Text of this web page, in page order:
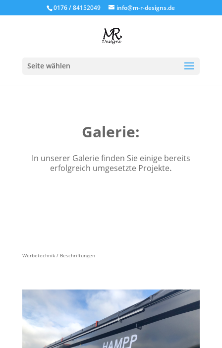
0176 / 84152049 info@m-r-designs.de
Seite wählen
Galerie:
In unserer Galerie finden Sie einige bereits
erfolgreich umgesetzte Projekte.
Werbetechnik / Beschriftungen